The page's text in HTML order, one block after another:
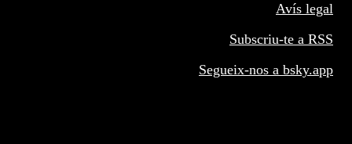
Avís legal
Subscriu-te a RSS
Segueix-nos a bsky.app